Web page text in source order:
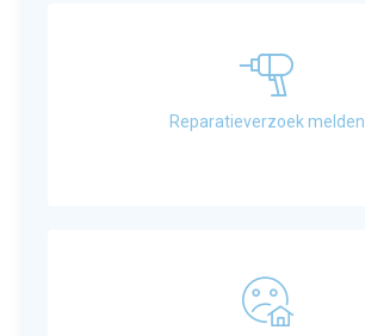
Reparatieverzoek melden